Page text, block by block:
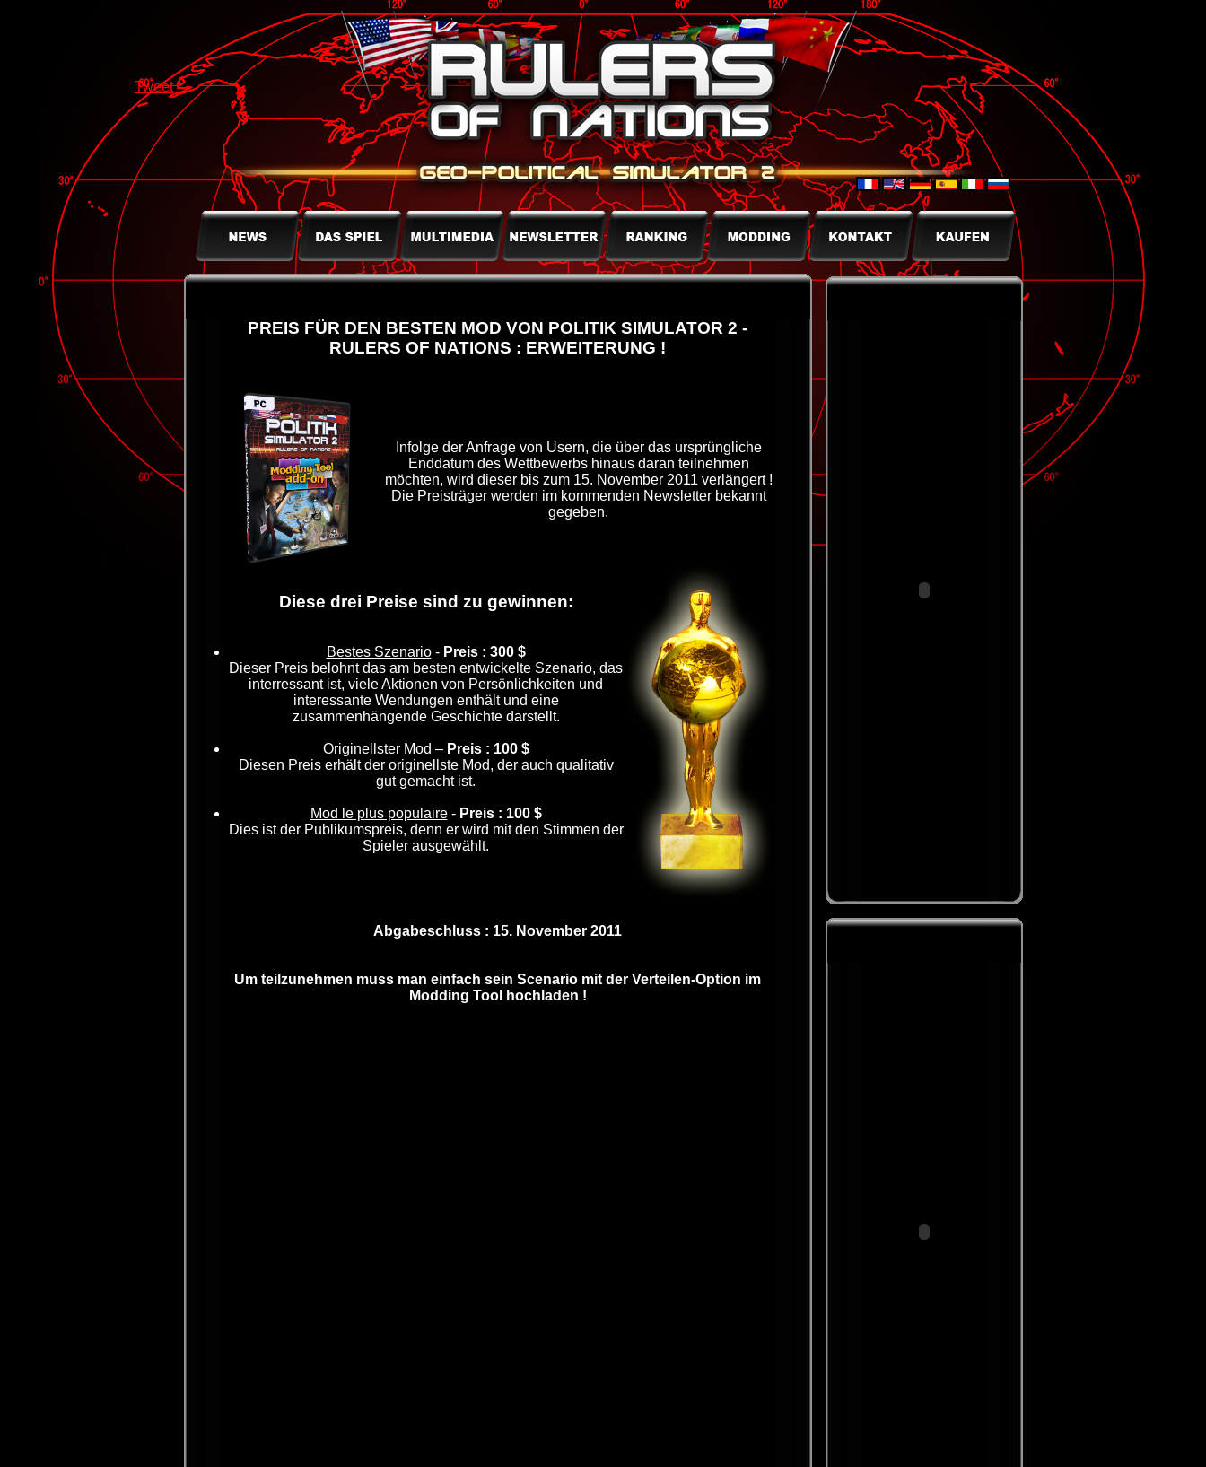
Tweet
PREIS FÜR DEN BESTEN MOD VON POLITIK SIMULATOR 2 -
RULERS OF NATIONS : ERWEITERUNG !
Infolge der Anfrage von Usern, die über das ursprüngliche
Enddatum des Wettbewerbs hinaus daran teilnehmen
möchten, wird dieser bis zum 15. November 2011 verlängert !
Die Preisträger werden im kommenden Newsletter bekannt
gegeben.
Diese drei Preise sind zu gewinnen:
Bestes Szenario- Preis : 300 $
Dieser Preis belohnt das am besten entwickelte Szenario, das
interressant ist, viele Aktionen von Persönlichkeiten und
interessante Wendungen enthält und eine
zusammenhängende Geschichte darstellt.
Originellster Mod – Preis : 100 $
Diesen Preis erhält der originellste Mod, der auch qualitativ
gut gemacht ist.
Mod le plus populaire- Preis : 100 $
Dies ist der Publikumspreis, denn er wird mit den Stimmen der
Spieler ausgewählt.
Abgabeschluss : 15. November 2011
Um teilzunehmen muss man einfach sein Scenario mit der Verteilen-Option im
Modding Tool hochladen !